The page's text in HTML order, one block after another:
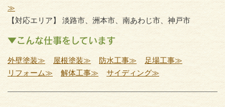
≫
【対応エリア】 淡路市、洲本市、南あわじ市、神戸市
▼こんな仕事をしています
外壁塗装≫ 屋根塗装≫ 防水工事≫
足場工事≫
リフォーム≫
解体工事≫ サイディング≫